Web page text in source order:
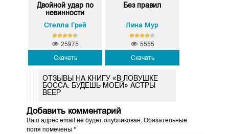
Двойной удар по
невинности
Стелла Грей
Скачать
25975
Без правил
Лина Мур
Скачать
5555
ОТЗЫВЫ НА КНИГУ «В ЛОВУШКЕ
БОССА. БУДЕШЬ МОЕЙ» АСТРЫ
ВЕЕР
Добавить комментарий
Ваш адрес email не будет опубликован.Обязательные
поля помечены *